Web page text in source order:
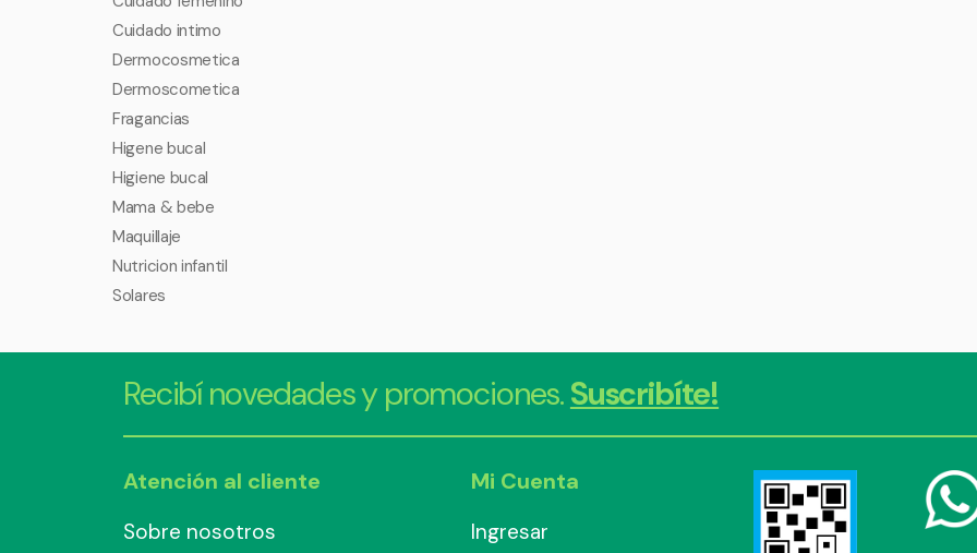
Cuidado intimo
Dermocosmetica
Dermoscometica
Fragancias
Higene bucal
Higiene bucal
Mama & bebe
Maquillaje
Nutricion infantil
Solares
Recibí novedades y promociones.Suscribíte!
Atención al cliente
Sobre nosotros
Mi Cuenta
Ingresar